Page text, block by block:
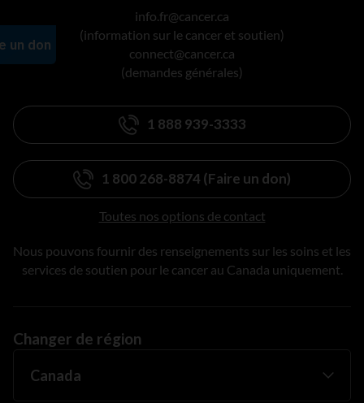
info.fr@cancer.ca
(information sur le cancer et soutien)
connect@cancer.ca
(demandes générales)
1 888 939-3333
1 800 268-8874 (Faire un don)
Toutes nos options de contact
Nous pouvons fournir des renseignements sur les soins et les
services de soutien pour le cancer au Canada uniquement.
Changer de région